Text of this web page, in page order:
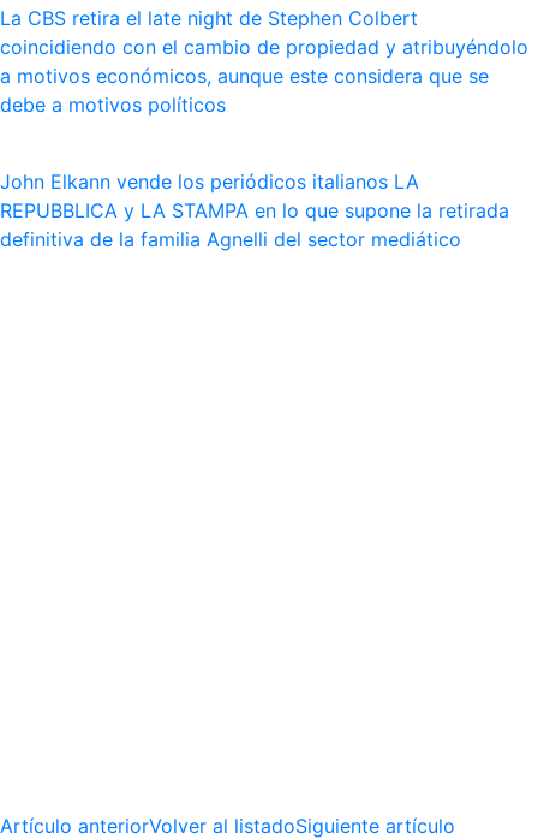
La CBS retira el late night de Stephen Colbert
coincidiendo con el cambio de propiedad y atribuyéndolo
a motivos económicos, aunque este considera que se
debe a motivos políticos
John Elkann vende los periódicos italianos LA
REPUBBLICA y LA STAMPA en lo que supone la retirada
definitiva de la familia Agnelli del sector mediático
Artículo anteriorVolver al listadoSiguiente artículo